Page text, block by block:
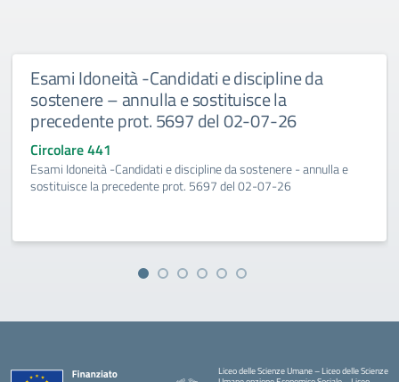
Esami Idoneità -Candidati e discipline da
sostenere – annulla e sostituisce la
precedente prot. 5697 del 02-07-26
Circolare 441
Esami Idoneità -Candidati e discipline da sostenere - annulla e
sostituisce la precedente prot. 5697 del 02-07-26
Liceo delle Scienze Umane – Liceo delle Scienze